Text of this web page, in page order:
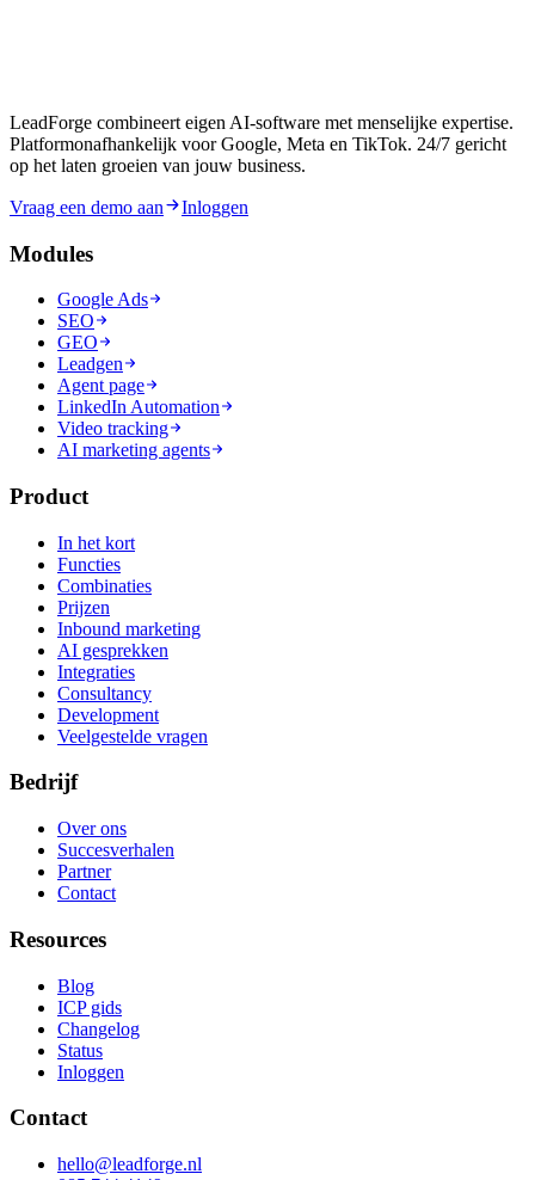
LeadForge combineert eigen AI-software met menselijke expertise.
Platformonafhankelijk voor Google, Meta en TikTok. 24/7 gericht
op het laten groeien van jouw business.
Vraag een demo aan Inloggen
Modules
Google Ads
SEO
GEO
Leadgen
Agent page
LinkedIn Automation
Video tracking
AI marketing agents
Product
In het kort
Functies
Combinaties
Prijzen
Inbound marketing
AI gesprekken
Integraties
Consultancy
Development
Veelgestelde vragen
Bedrijf
Over ons
Succesverhalen
Partner
Contact
Resources
Blog
ICP gids
Changelog
Status
Inloggen
Contact
hello@leadforge.nl